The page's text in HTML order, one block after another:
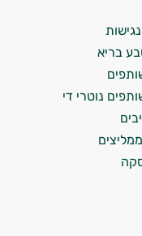
בריא
נוטרי די
להתאים עבורך המלצות
מדעית.
איך אוכל לעזור?